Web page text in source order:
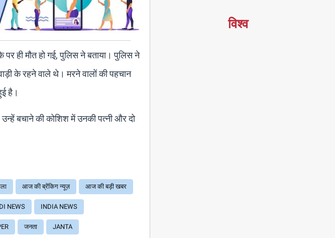
पर ही मौत हो गई, पुलिस ने बताया। पुलिस ने
के रहने वाले थे। मरने वालों की पहचान
है।
बचाने की कोशिश में उनकी पत्नी और दो
आज की ब्रेंकिग न्यूज़ आज की बड़ी खबर
NEWS INDIA NEWS
जनता JANTA
विश्व